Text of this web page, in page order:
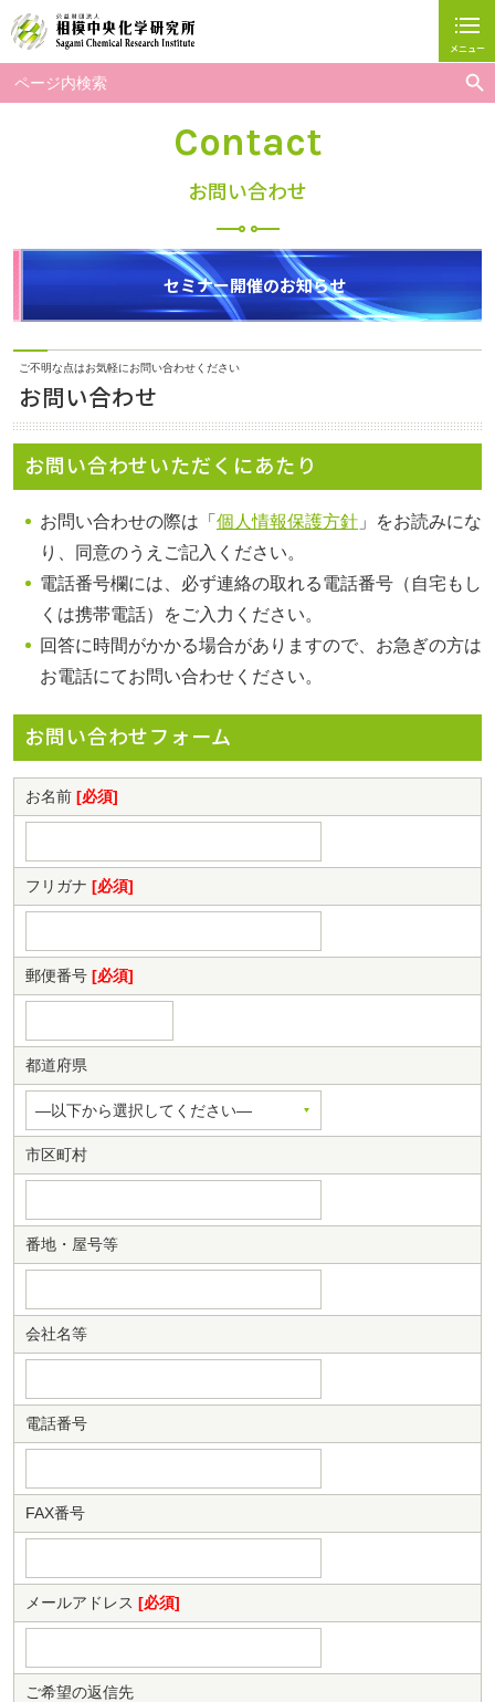
for:
Search
メニュー
閉じる
ホーム
研究事業
お問い合わせ
広報・人財育成事業
採用情報
アクセス
ニュース＆ブログ
0467-77-4112
月～金曜日（※祝日を除く）
9：00～17：35
お気軽にご連絡ください。
閉じる
Contact
お問い合わせ
セミナー開催のお知らせ
ご不明な点はお気軽にお問い合わせください
お問い合わせ
お問い合わせいただくにあたり
お問い合わせの際は「 個人情報保護方針」をお読みにな
り、同意のうえご記入ください。
電話番号欄には、必ず連絡の取れる電話番号（自宅もし
くは携帯電話）をご入力ください。
回答に時間がかかる場合がありますので、お急ぎの方は
お電話にてお問い合わせください。
お問い合わせフォーム
お名前 [必須]
フリガナ [必須]
郵便番号 [必須]
都道府県
市区町村
番地・屋号等
会社名等
電話番号
FAX番号
メールアドレス [必須]
ご希望の返信先